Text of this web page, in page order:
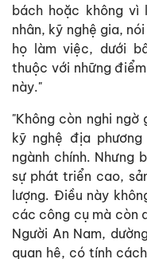
bách hoặc không vì
nhân, kỹ nghệ gia,
họ làm việc, dưới
thuộc với những
này."
"Không còn nghi ngờ
kỹ nghệ địa
ngành chính. Nhưng
sự phát triển cao,
lượng. Điều này
các công cụ mà còn
Người An Nam,
quan hệ, có tính